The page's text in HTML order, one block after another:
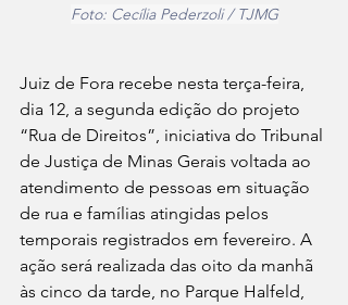
Foto: Cecília Pederzoli / TJMG
Juiz de Fora recebe nesta terça-feira,
dia 12, a segunda edição do projeto
“Rua de Direitos”, iniciativa do Tribunal
de Justiça de Minas Gerais voltada ao
atendimento de pessoas em situação
de rua e famílias atingidas pelos
temporais registrados em fevereiro. A
ação será realizada das oito da manhã
às cinco da tarde, no Parque Halfeld,